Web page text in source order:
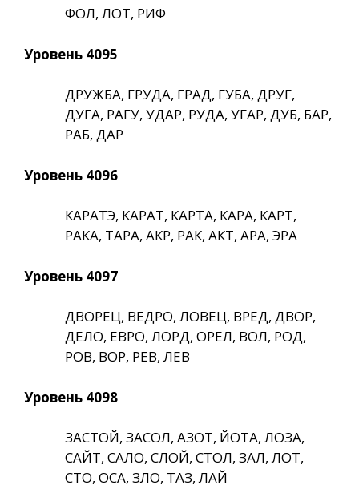
ФОЛ, ЛОТ, РИФ
Уровень 4095
ДРУЖБА, ГРУДА, ГРАД, ГУБА, ДРУГ,
ДУГА, РАГУ, УДАР, РУДА, УГАР, ДУБ, БАР,
РАБ, ДАР
Уровень 4096
КАРАТЭ, КАРАТ, КАРТА, КАРА, КАРТ,
РАКА, ТАРА, АКР, РАК, АКТ, АРА, ЭРА
Уровень 4097
ДВОРЕЦ, ВЕДРО, ЛОВЕЦ, ВРЕД, ДВОР,
ДЕЛО, ЕВРО, ЛОРД, ОРЕЛ, ВОЛ, РОД,
РОВ, ВОР, РЕВ, ЛЕВ
Уровень 4098
ЗАСТОЙ, ЗАСОЛ, АЗОТ, ЙОТА, ЛОЗА,
САЙТ, САЛО, СЛОЙ, СТОЛ, ЗАЛ, ЛОТ,
СТО, ОСА, ЗЛО, ТАЗ, ЛАЙ